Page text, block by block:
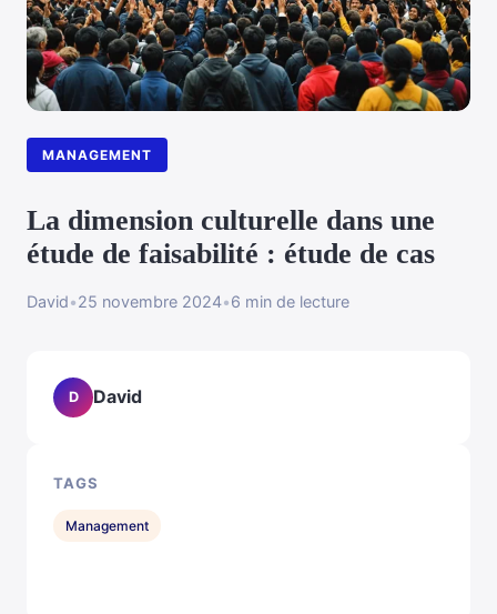
MANAGEMENT
La dimension culturelle dans une
étude de faisabilité : étude de cas
David•25 novembre 2024•6 min de lecture
D David
TAGS
Management